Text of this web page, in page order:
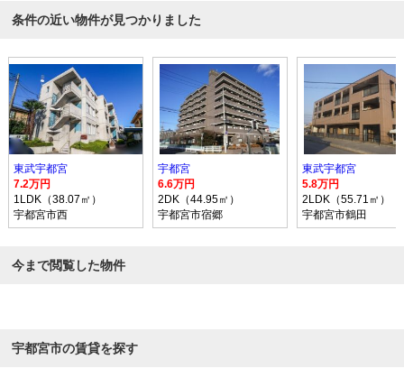
条件の近い物件が見つかりました
東武宇都宮
7.2万円
1LDK（38.07㎡）
宇都宮市西
宇都宮
6.6万円
2DK（44.95㎡）
宇都宮市宿郷
東武宇都宮
5.8万円
2LDK（55.71㎡）
宇都宮市鶴田
今まで閲覧した物件
宇都宮市の賃貸を探す